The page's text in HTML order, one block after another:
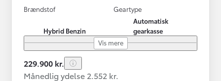
Brændstof
Hybrid Benzin
Geartype
Automatisk
gearkasse
Vis mere
229.900 kr.
Månedlig ydelse 2.552 kr.